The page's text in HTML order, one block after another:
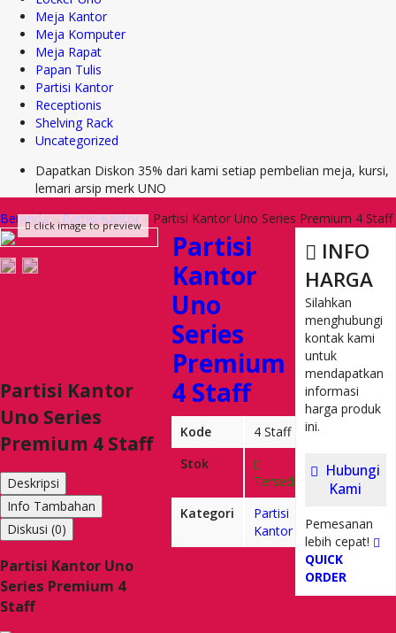
Meja Kantor
Meja Komputer
Meja Rapat
Papan Tulis
Partisi Kantor
Receptionis
Shelving Rack
Uncategorized
Dapatkan Diskon 35% dari kami setiap pembelian meja, kursi,
lemari arsip merk UNO
Beranda»Partisi Kantor» Partisi Kantor Uno Series Premium 4 Staff
click image to preview
Partisi
Kantor
Uno
Series
Premium
4 Staff
Kode
4 Staff
Stok
Tersedia
Kategori
Partisi
Kantor
INFO
HARGA
Silahkan
menghubungi
kontak kami
untuk
mendapatkan
informasi
harga produk
ini.
Hubungi
Kami
Pemesanan
lebih cepat!
QUICK
ORDER
Partisi Kantor
Uno Series
Premium 4 Staff
Deskripsi
Info Tambahan
Diskusi (0)
Partisi Kantor Uno
Series Premium 4
Staff